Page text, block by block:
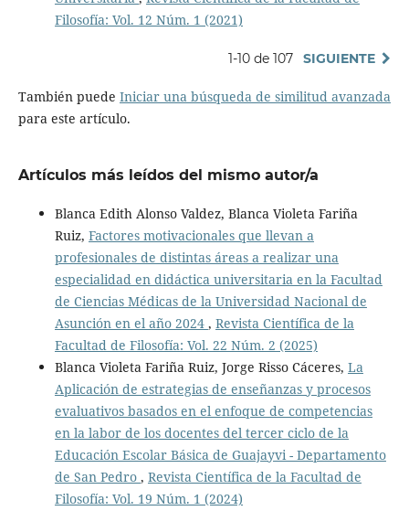
Filosofía: Vol. 12 Núm. 1 (2021)
1-10 de 107 SIGUIENTE
También puede Iniciar una búsqueda de similitud avanzada
para este artículo.
Artículos más leídos del mismo autor/a
Blanca Edith Alonso Valdez, Blanca Violeta Fariña
Ruiz, Factores motivacionales que llevan a
profesionales de distintas áreas a realizar una
especialidad en didáctica universitaria en la Facultad
de Ciencias Médicas de la Universidad Nacional de
Asunción en el año 2024 , Revista Científica de la
Facultad de Filosofía: Vol. 22 Núm. 2 (2025)
Blanca Violeta Fariña Ruiz, Jorge Risso Cáceres, La
Aplicación de estrategias de enseñanzas y procesos
evaluativos basados en el enfoque de competencias
en la labor de los docentes del tercer ciclo de la
Educación Escolar Básica de Guajayvi - Departamento
de San Pedro , Revista Científica de la Facultad de
Filosofía: Vol. 19 Núm. 1 (2024)